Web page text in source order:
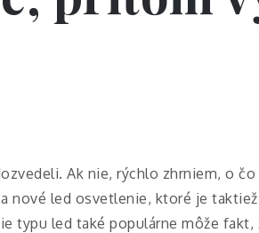
Ak nie, rýchlo zhrniem, o
nové led osvetlenie, ktoré je
typu led také populárne môže